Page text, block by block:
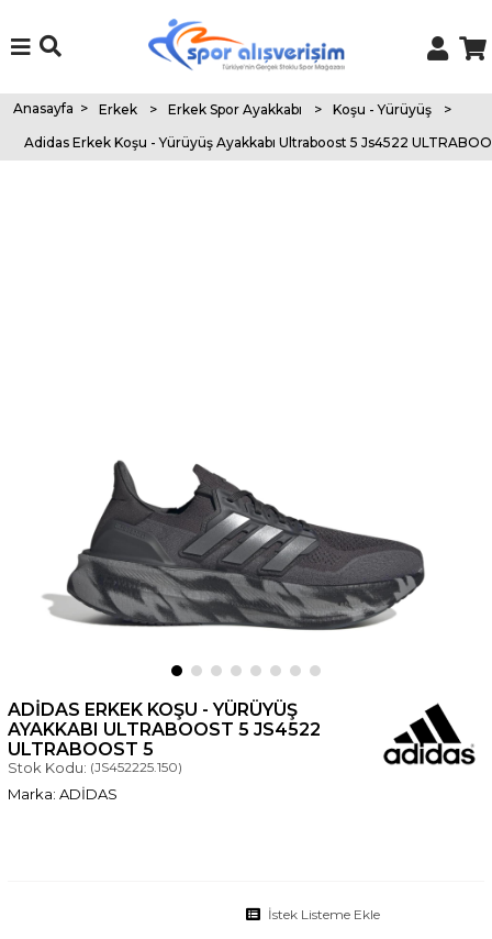
Anasayfa > Erkek > Erkek Spor Ayakkabı > Koşu - Yürüyüş
>
Adidas Erkek Koşu - Yürüyüş Ayakkabı Ultraboost 5 Js4522
ADIDAS ERKEK KOŞU - YÜRÜYÜŞ
AYAKKABI ULTRABOOST 5 JS4522
ULTRABOOST 5
Stok Kodu: (JS452225.150)
ADİDAS
İstek Listeme Ekle